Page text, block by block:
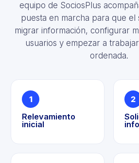
equipo de SociosPlus
puesta en marcha para que el
migrar información, configurar
usuarios y empezar a
ordenada.
1
Relevamiento
inicial
2